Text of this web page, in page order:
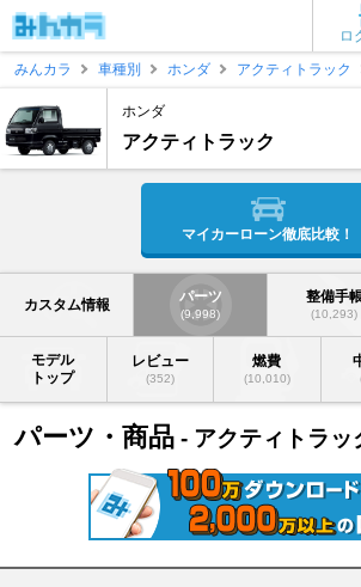
ロ
みんカラ
車種別 ホンダ アクティトラック
ホンダ
アクティトラック
マイカーローン徹底比較！
カスタム情報 パーツ
(9,998)
整備手
(10,293)
モデル
トップ
レビュー
(352)
燃費
(10,010)
パーツ・商品 - アクティトラッ